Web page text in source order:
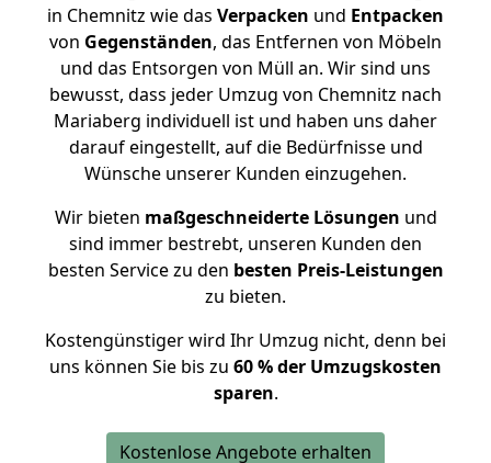
in Chemnitz wie das Verpacken und Entpacken
von Gegenständen, das Entfernen von Möbeln
und das Entsorgen von Müll an. Wir sind uns
bewusst, dass jeder Umzug von Chemnitz nach
Mariaberg individuell ist und haben uns daher
darauf eingestellt, auf die Bedürfnisse und
Wünsche unserer Kunden einzugehen.
Wir bieten maßgeschneiderte Lösungen und
sind immer bestrebt, unseren Kunden den
besten Service zu den besten Preis-Leistungen
zu bieten.
Kostengünstiger wird Ihr Umzug nicht, denn bei
uns können Sie bis zu 60 % der Umzugskosten
sparen.
Kostenlose Angebote erhalten